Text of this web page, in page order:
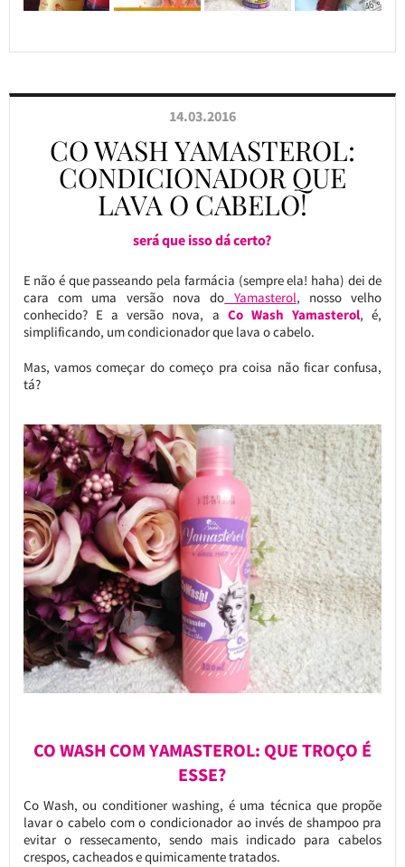
14.03.2016
CO WASH YAMASTEROL:
CONDICIONADOR QUE
LAVA O CABELO!
será que isso dá certo?
E não é que passeando pela farmácia (sempre ela! haha) dei de
cara com uma versão nova do Yamasterol, nosso velho
conhecido? E a versão nova, a Co Wash Yamasterol, é,
simplificando, um condicionador que lava o cabelo.
Mas, vamos começar do começo pra coisa não ficar confusa,
tá?
CO WASH COM YAMASTEROL: QUE TROÇO É
ESSE?
Co Wash, ou conditioner washing, é uma técnica que propõe
lavar o cabelo com o condicionador ao invés de shampoo pra
evitar o ressecamento, sendo mais indicado para cabelos
crespos, cacheados e quimicamente tratados.